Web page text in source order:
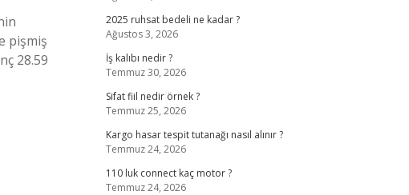
pişmiş
28.59
2025 ruhsat bedeli ne kadar ?
Ağustos 3, 2026
İş kalıbı nedir ?
Temmuz 30, 2026
Sifat fiil nedir örnek ?
Temmuz 25, 2026
Kargo hasar tespit tutanağı nasıl alınır ?
Temmuz 24, 2026
110 luk connect kaç motor ?
Temmuz 24, 2026